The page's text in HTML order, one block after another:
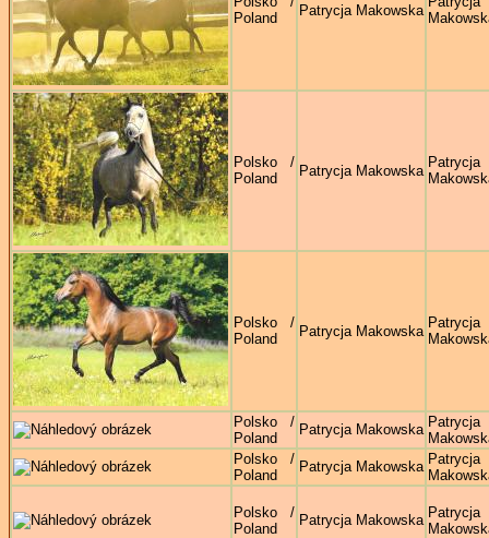
Poland
Patrycja Makowska
Polsko /
Poland
Patrycja Makowska
Patrycja
Polsko /
Poland
Patrycja Makowska
Patrycja
Polsko /
Poland
Patrycja Makowska Patrycja
Polsko /
Poland
Patrycja Makowska Patrycja
Polsko /
Poland
Patrycja Makowska Patrycja